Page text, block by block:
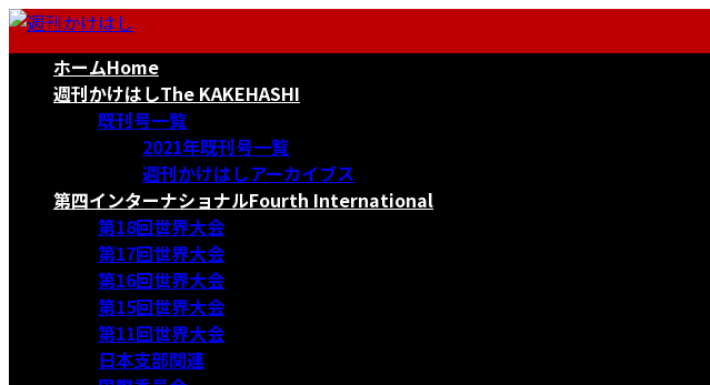
コ
ナ
ホームHome
週刊かけはしThe KAKEHASHI
既刊号一覧
2021年既刊号一覧
週刊かけはしアーカイブス
第四インターナショナルFourth International
第18回世界大会
第17回世界大会
第16回世界大会
第15回世界大会
第11回世界大会
日本支部関連